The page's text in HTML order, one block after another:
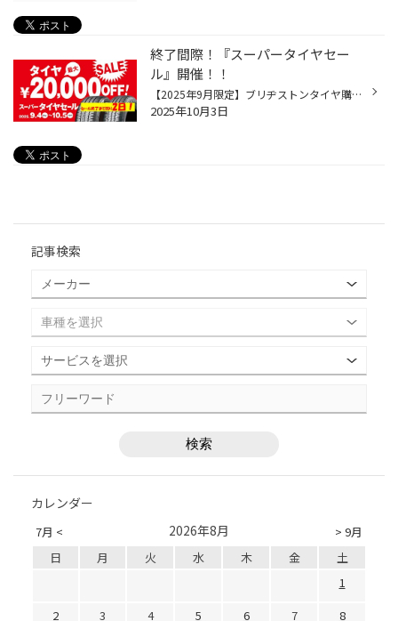
終了間際！『スーパータイヤセー
ル』開催！！
【2025年9月限定】ブリヂストンタイヤ購入キャンペーン｜最大20,000円OFF＆無料点検付き！ タイヤ交換を検討中の方必見！お得な割引キャンペーン開催中 2025年9月4日（木）から10月5日（日）までの期間限定で、 ブリヂストンのタイヤ4本購入で最大20,000円OFFとなるお得なキャンペーンを実施中です...
2025年10月3日
記事検索
カレンダー
7月 < > 9月
2026年8月
日 月 火 水 木 金
土
1
2
3 4 5 6 7
8